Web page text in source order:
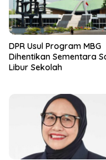
DPR Usul Program MBG
Dihentikan Sementara
Libur Sekolah